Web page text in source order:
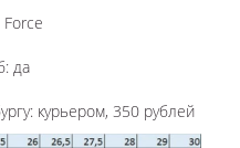
Force
да
курьером, 350 рублей